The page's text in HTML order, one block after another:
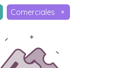
Comerciales ×